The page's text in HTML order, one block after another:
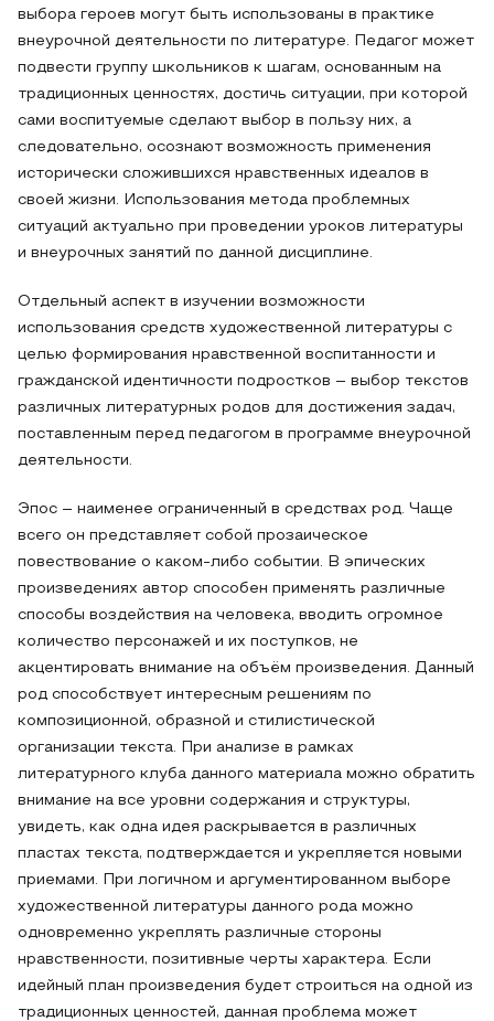
выбора героев могут быть использованы в практике
внеурочной деятельности по литературе. Педагог может
подвести группу школьников к шагам, основанным на
традиционных ценностях, достичь ситуации, при которой
сами воспитуемые сделают выбор в пользу них, а
следовательно, осознают возможность применения
исторически сложившихся нравственных идеалов в
своей жизни. Использования метода проблемных
ситуаций актуально при проведении уроков литературы
и внеурочных занятий по данной дисциплине.
Отдельный аспект в изучении возможности
использования средств художественной литературы с
целью формирования нравственной воспитанности и
гражданской идентичности подростков – выбор текстов
различных литературных родов для достижения задач,
поставленным перед педагогом в программе внеурочной
деятельности.
Эпос – наименее ограниченный в средствах род. Чаще
всего он представляет собой прозаическое
повествование о каком-либо событии. В эпических
произведениях автор способен применять различные
способы воздействия на человека, вводить огромное
количество персонажей и их поступков, не
акцентировать внимание на объём произведения. Данный
род способствует интересным решениям по
композиционной, образной и стилистической
организации текста. При анализе в рамках
литературного клуба данного материала можно обратить
внимание на все уровни содержания и структуры,
увидеть, как одна идея раскрывается в различных
пластах текста, подтверждается и укрепляется новыми
приемами. При логичном и аргументированном выборе
художественной литературы данного рода можно
одновременно укреплять различные стороны
нравственности, позитивные черты характера. Если
идейный план произведения будет строиться на одной из
традиционных ценностей, данная проблема может